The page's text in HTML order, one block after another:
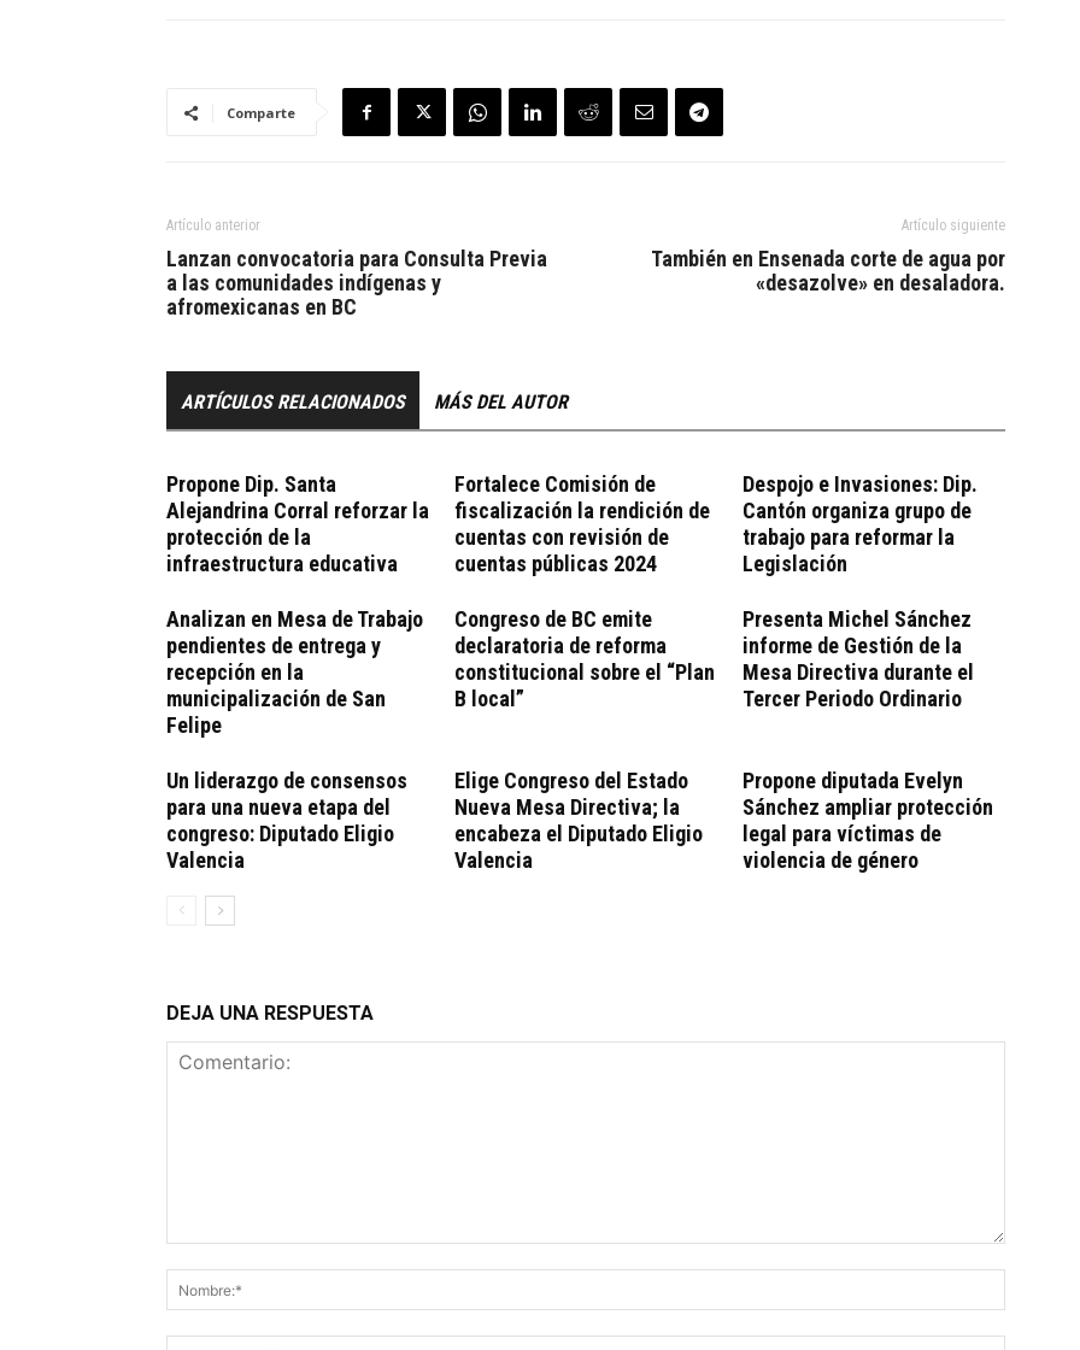
Comparte
Artículo anterior
Lanzan convocatoria para Consulta Previa
a las comunidades indígenas y
afromexicanas en BC
Artículo siguiente
También en Ensenada corte de agua por
«desazolve» en desaladora.
ARTÍCULOS RELACIONADOS MÁS DEL AUTOR
Propone Dip. Santa
Alejandrina Corral reforzar la
protección de la
infraestructura educativa
Fortalece Comisión de
fiscalización la rendición de
cuentas con revisión de
cuentas públicas 2024
Despojo e Invasiones: Dip.
Cantón organiza grupo de
trabajo para reformar la
Legislación
Analizan en Mesa de Trabajo
pendientes de entrega y
recepción en la
municipalización de San
Felipe
Congreso de BC emite
declaratoria de reforma
constitucional sobre el “Plan
B local”
Presenta Michel Sánchez
informe de Gestión de la
Mesa Directiva durante el
Tercer Periodo Ordinario
Un liderazgo de consensos
para una nueva etapa del
congreso: Diputado Eligio
Valencia
Elige Congreso del Estado
Nueva Mesa Directiva; la
encabeza el Diputado Eligio
Valencia
Propone diputada Evelyn
Sánchez ampliar protección
legal para víctimas de
violencia de género
DEJA UNA RESPUESTA